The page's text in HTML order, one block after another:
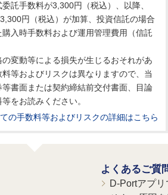
託手数料が3,300円（税込）、以降、
円（税込）が加算、投資信託の場合
入時手数料および運用管理費用（信託
変動等による損失が生じるおそれがあ
等およびリスクは異なりますので、当
書面または契約締結前交付書面、目論
をお読みください。
の手数料等およびリスクの詳細はこちら
よくあるご質
D-Portアプ